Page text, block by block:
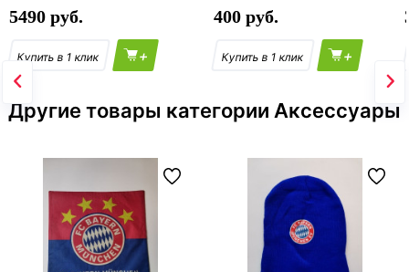
5490
+
400
+
Другие товары категории Аксессуары